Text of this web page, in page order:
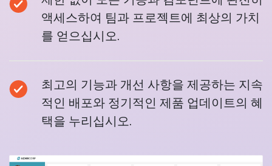
액세스하여 팀과 프로젝트에 최상의 가치
를 얻으십시오.
최고의 기능과 개선 사항을 제공하는 지속
적인 배포와 정기적인 제품 업데이트의 혜
택을 누리십시오.